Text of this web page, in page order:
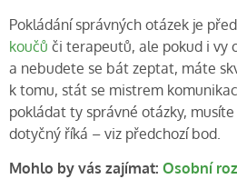
Pokládání správných otázek je
koučů či terapeutů, ale pokud i vy
a nebudete se bát zeptat, máte
k tomu, stát se mistrem
pokládat ty správné otázky,
dotyčný říká – viz předchozí bod.
Mohlo by vás zajímat: Osobní